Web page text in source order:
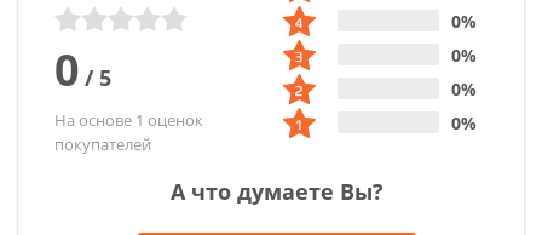
0 /5
На основе 1 оценок
покупателей
0%
0%
0%
0%
А что думаете Вы?